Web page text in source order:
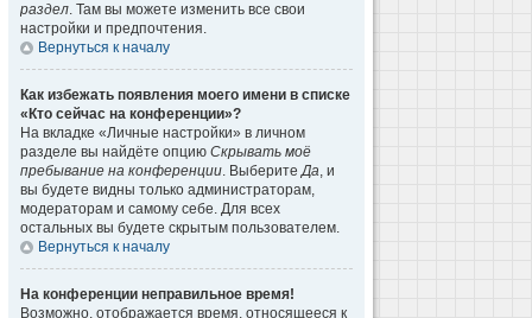
раздел. Там вы можете изменить все свои
настройки и предпочтения.
Вернуться к началу
Как избежать появления моего имени в списке
«Кто сейчас на конференции»?
На вкладке «Личные настройки» в личном
разделе вы найдёте опцию Скрывать моё
пребывание на конференции. ВыберитеДа, и
вы будете видны только администраторам,
модераторам и самому себе. Для всех
остальных вы будете скрытым пользователем.
Вернуться к началу
На конференции неправильное время!
Возможно, отображается время, относящееся к